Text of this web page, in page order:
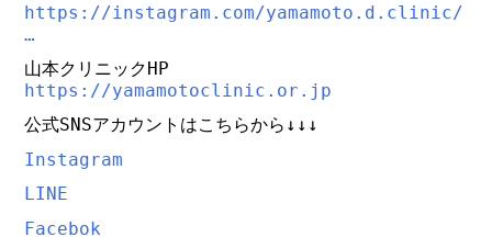
https://instagram.com/yamamoto.d.clinic/
…
山本クリニックHP
https://yamamotoclinic.or.jp
公式SNSアカウントはこちらから↓↓↓
Instagram
LINE
Facebok